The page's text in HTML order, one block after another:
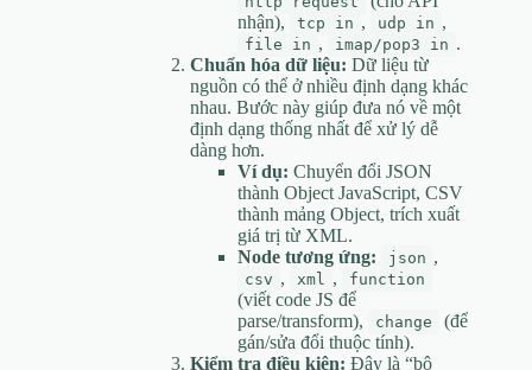
nhận),
tcp in , udp in ,
file in , imap/pop3 in .
Chuẩn hóa dữ liệu: Dữ liệu từ
nguồn có thể ở nhiều định dạng khác
nhau. Bước này giúp đưa nó về một
định dạng thống nhất để xử lý dễ
dàng hơn.
Ví dụ: Chuyển đổi JSON
thành Object JavaScript, CSV
thành mảng Object, trích xuất
giá trị từ XML.
Node tương ứng:
json ,
csv , xml , function
(viết code JS để
parse/transform),
change
(để
gán/sửa đổi thuộc tính).
Kiểm tra điều kiện: Đây là “bộ